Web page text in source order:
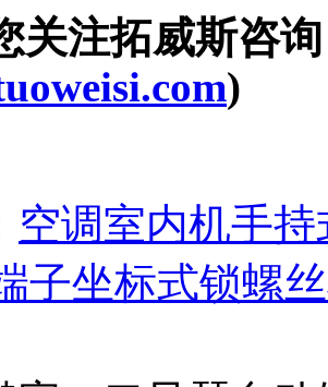
关注拓威斯咨
)
空调室内机手
子坐标式锁螺